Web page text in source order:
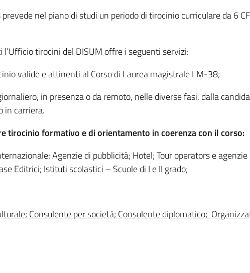
nel piano di studi un periodo di tirocinio curriculare da 6
tirocini del DISUM offre i seguenti servizi:
valide e attinenti al Corso di Laurea magistrale LM-38;
in presenza o da remoto, nelle diverse fasi, dalla
in carriera.
tirocinio formativo e di orientamento in coerenza con il corso:
Agenzie di pubblicità; Hotel; Tour operators e agenzie
Editrici; Istituti scolastici – Scuole di I e II grado;
Consulente per società; Consulente diplomatico;